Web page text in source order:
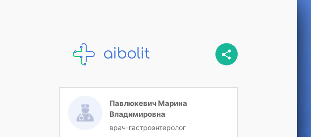
Павлюкевич Марина
Владимировна
врач-гастроэнтеролог